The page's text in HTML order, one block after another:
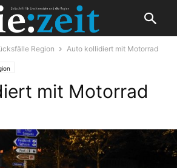
Region Auto kollidiert mit Motorrad
mit Motorrad